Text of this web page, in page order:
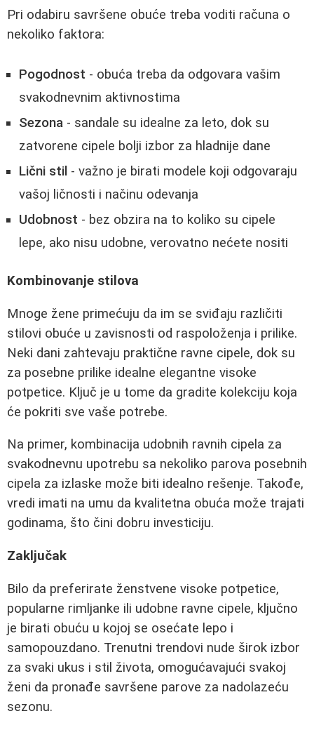
Pri odabiru savršene obuće treba voditi računa o
nekoliko faktora:
Pogodnost - obuća treba da odgovara vašim
svakodnevnim aktivnostima
Sezona - sandale su idealne za leto, dok su
zatvorene cipele bolji izbor za hladnije dane
Lični stil - važno je birati modele koji odgovaraju
vašoj ličnosti i načinu odevanja
Udobnost - bez obzira na to koliko su cipele
lepe, ako nisu udobne, verovatno nećete nositi
Kombinovanje stilova
Mnoge žene primećuju da im se sviđaju različiti
stilovi obuće u zavisnosti od raspoloženja i prilike.
Neki dani zahtevaju praktične ravne cipele, dok su
za posebne prilike idealne elegantne visoke
potpetice. Ključ je u tome da gradite kolekciju koja
će pokriti sve vaše potrebe.
Na primer, kombinacija udobnih ravnih cipela za
svakodnevnu upotrebu sa nekoliko parova posebnih
cipela za izlaske može biti idealno rešenje. Takođe,
vredi imati na umu da kvalitetna obuća može trajati
godinama, što čini dobru investiciju.
Zaključak
Bilo da preferirate ženstvene visoke potpetice,
popularne rimljanke ili udobne ravne cipele, ključno
je birati obuću u kojoj se osećate lepo i
samopouzdano. Trenutni trendovi nude širok izbor
za svaki ukus i stil života, omogućavajući svakoj
ženi da pronađe savršene parove za nadolazeću
sezonu.